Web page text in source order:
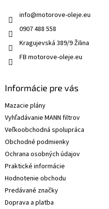
info@motorove-oleje.eu
0907 488 558
Kragujevská 389/9 Žilina
FB motorove-oleje.eu
Informácie pre vás
Mazacie plány
Vyhľadávanie MANN filtrov
Veľkoobchodná spolupráca
Obchodné podmienky
Ochrana osobných údajov
Praktické informácie
Hodnotenie obchodu
Predávané značky
Doprava a platba